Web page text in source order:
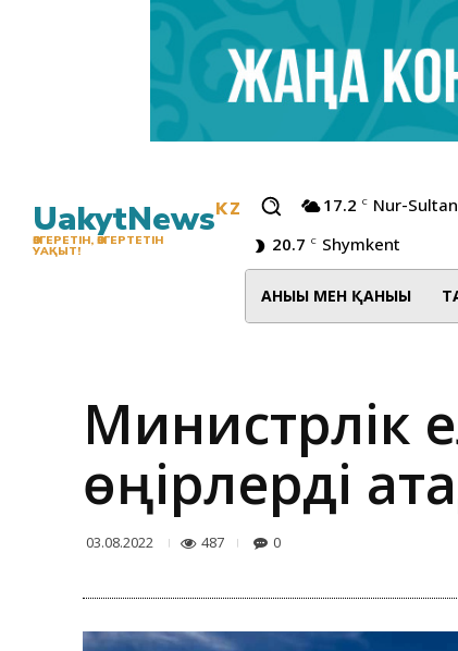
UakytNewsKZ
ӨЗГЕРЕТІН, ӨЗГЕРТЕТІН
УАҚЫТ!
17.2 C Nur-Sultan
20.7 C Shymkent
АНЫҒЫ МЕН ҚАНЫҒЫ
Министрлік
өңірлерді
03.08.2022 487 0